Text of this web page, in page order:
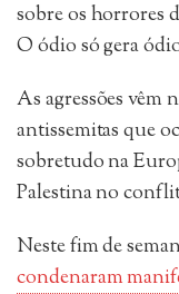
sobre os horrores
O ódio só gera
As agressões vêm
antissemitas que
sobretudo na
Palestina no
Neste fim de
condenaram